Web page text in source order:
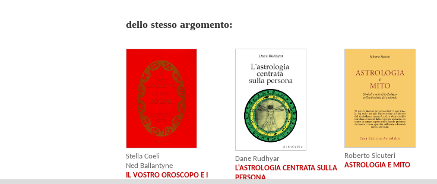
dello stesso argomento:
Stella Coeli
Ned Ballantyne
IL VOSTRO OROSCOPO E I
Dane Rudhyar
L'ASTROLOGIA CENTRATA SULLA
PERSONA
Roberto Sicuteri
ASTROLOGIA E MITO